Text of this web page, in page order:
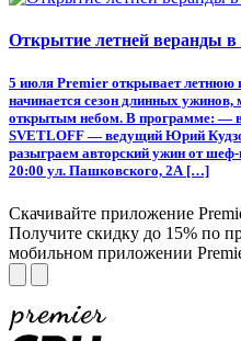
Открытие летней веранды в
5 июля Premier открывает летнюю
начинается сезон длинных ужинов,
открытым небом. В программе: —
SVETLOFF — ведущий Юрий
разыграем авторский ужин от
20:00 ул. Пашковского, 2А […]
Скачивайте приложение
Получите скидку до 15% по
мобильном приложении